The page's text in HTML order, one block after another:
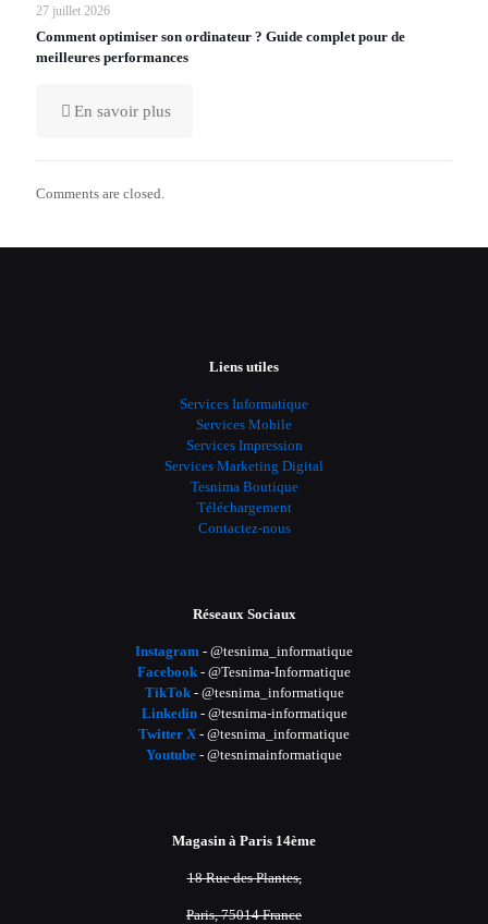
27 juillet 2026
Comment optimiser son ordinateur ? Guide complet pour de
meilleures performances
En savoir plus
Comments are closed.
Liens utiles
Services Informatique
Services Mobile
Services Impression
Services Marketing Digital
Tesnima Boutique
Téléchargement
Contactez-nous
Réseaux Sociaux
Instagram - @tesnima_informatique
Facebook - @Tesnima-Informatique
TikTok- @tesnima_informatique
Linkedin- @tesnima-informatique
Twitter X - @tesnima_informatique
Youtube - @tesnimainformatique
Magasin à Paris 14ème
18 Rue des Plantes,
Paris, 75014 France